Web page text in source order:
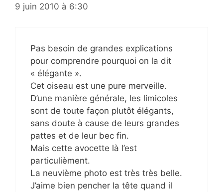
9 juin 2010 à 6:30
Pas besoin de grandes explications
pour comprendre pourquoi on la dit
« élégante ».
Cet oiseau est une pure merveille.
D’une manière générale, les limicoles
sont de toute façon plutôt élégants,
sans doute à cause de leurs grandes
pattes et de leur bec fin.
Mais cette avocette là l’est
particulièment.
La neuvième photo est très très belle.
J’aime bien pencher la tête quand il